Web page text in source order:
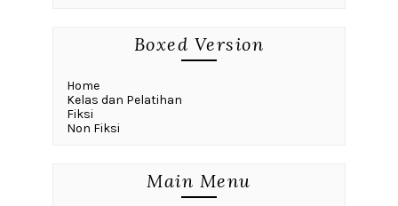
Boxed Version
Home
Kelas dan Pelatihan
Fiksi
Non Fiksi
Main Menu